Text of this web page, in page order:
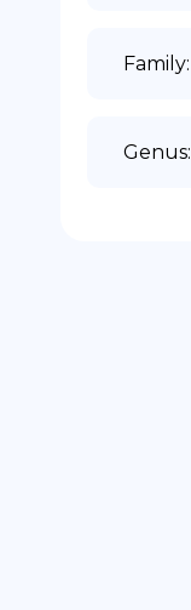
Family:
Genus: